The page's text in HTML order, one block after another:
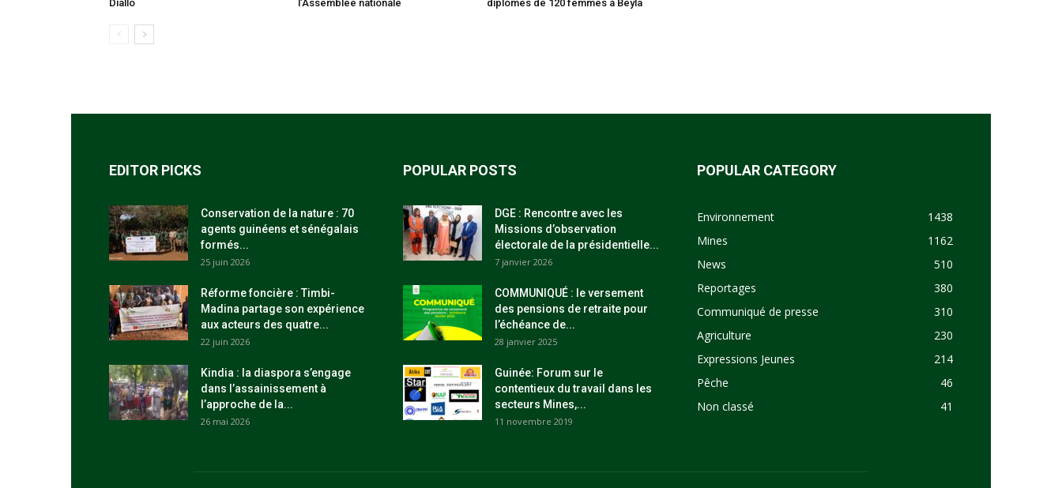
Diallo
l’Assemblée nationale
diplômes de 120 femmes à Beyla
EDITOR PICKS
Conservation de la nature : 70
agents guinéens et sénégalais
formés...
25 juin 2026
Réforme foncière : Timbi-
Madina partage son expérience
aux acteurs des quatre...
22 juin 2026
Kindia : la diaspora s’engage
dans l’assainissement à
l’approche de la...
26 mai 2026
POPULAR POSTS
DGE : Rencontre avec les
Missions d’observation
électorale de la présidentielle...
7 janvier 2026
COMMUNIQUÉ : le versement
des pensions de retraite pour
l’échéance de...
28 janvier 2025
Guinée: Forum sur le
contentieux du travail dans les
secteurs Mines,...
11 novembre 2019
POPULAR CATEGORY
Environnement
1438
Mines
1162
News
510
Reportages
380
Communiqué de presse
310
Agriculture
230
Expressions Jeunes
214
Pêche
46
Non classé
41